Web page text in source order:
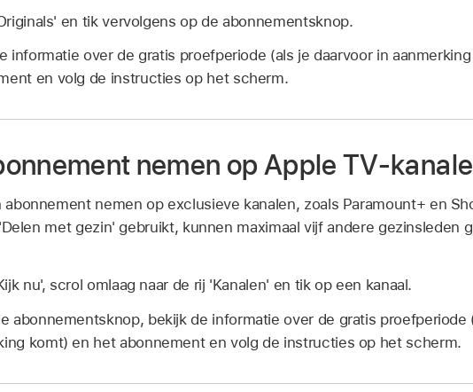
en tik vervolgens op de abonnementsknop.
informatie over de gratis proefperiode (als je daarvoor in
en volg de instructies op het scherm.
nemen op Apple TV-
nemen op exclusieve kanalen, zoals Paramount+ en
met gezin' gebruikt, kunnen maximaal vijf andere gezinsleden
nu', scrol omlaag naar de rij 'Kanalen' en tik op een kanaal.
abonnementsknop, bekijk de informatie over de gratis proefperiode
komt) en het abonnement en volg de instructies op het scherm.